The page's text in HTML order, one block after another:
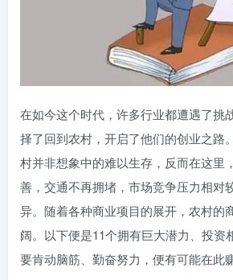
在如今这个时代，许多行业都遭遇了挑
择了回到农村，开启了他们的创业之路
村并非想象中的难以生存，反而在这里
善，交通不再拥堵，市场竞争压力相对
异。随着各种商业项目的展开，农村的
阔。以下便是11个拥有巨大潜力、投资
要肯动脑筋、勤奋努力，便有可能在此